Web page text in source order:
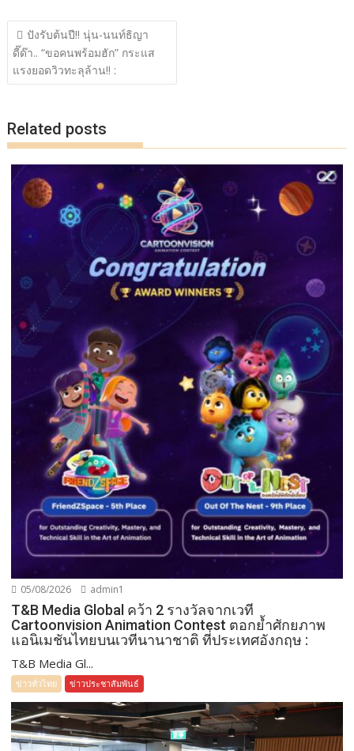
ac
e
b
o
k
w
itt
er
n
e
o
p
y
Li
k
h
แนะแนว
เรื่อง
ปังรับต้นปี!! นุ่น-นนท์ธิญา
ดี๊ด๊า.. “ขอคนพร้อมฮัก” กระแส
แรงยอดวิวทะลุล้าน!! :
Related posts
05/08/2026 admin1
T&B Media Global คว้า 2 รางวัลจากเวที
Cartoonvision Animation Contest ตอกย้ำศักยภาพ
แอนิเมชันไทยบนเวทีนานาชาติ ที่ประเทศอังกฤษ :
T&B Media Gl...
ข่าวทั่วไทย ข่าวประชาสัมพันธ์